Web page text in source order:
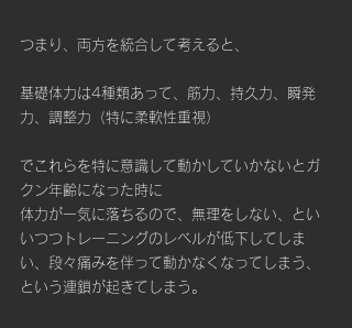
つまり、両方を統合して考えると、
基礎体力は4種類あって、筋力、持久力、瞬発
力、調整力（特に柔軟性重視）
でこれらを特に意識して動かしていかないとガ
クン年齢になった時に
体力が一気に落ちるので、無理をしない、とい
いつつトレーニングのレベルが低下してしま
い、段々痛みを伴って動かなくなってしまう、
という連鎖が起きてしまう。